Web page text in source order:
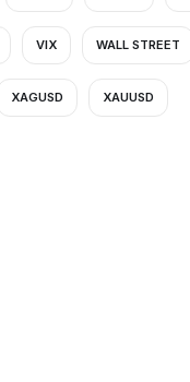
VIX WALL STREET
XAGUSD XAUUSD